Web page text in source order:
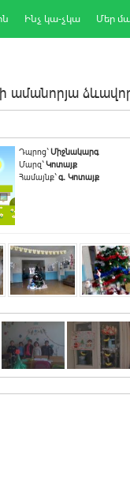
Ինչ կա-չկա Մեր
ամանորյա
Դպրոց`Միջնակարգ
Մարզ`Կոտայք
Համայնք`գ. Կոտայք